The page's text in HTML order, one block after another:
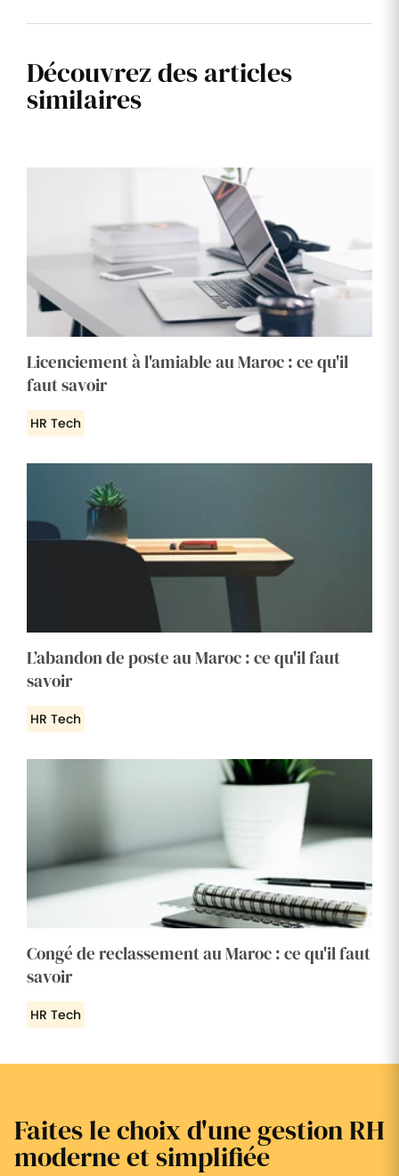
Découvrez des articles
similaires
Licenciement à l'amiable au Maroc : ce qu'il
faut savoir
HR Tech
L’abandon de poste au Maroc : ce qu'il faut
savoir
HR Tech
Congé de reclassement au Maroc : ce qu'il faut
savoir
HR Tech
Faites le choix d'une gestion RH
moderne et simplifiée